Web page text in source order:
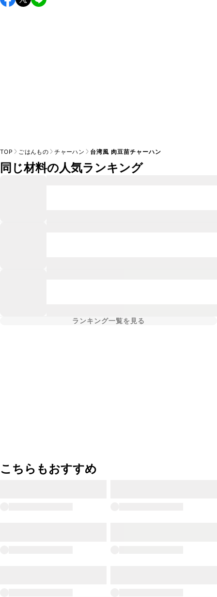
し上がりください。
TOP ごはんもの チャーハン 台湾風 肉豆苗チャーハン
同じ材料の人気ランキング
ランキング一覧を見る
こちらもおすすめ